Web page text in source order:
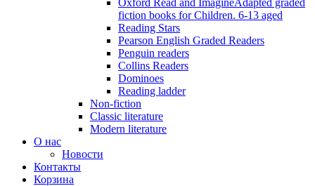
Oxford Read and ImagineAdapted graded
fiction books for Children. 6-13 aged
Reading Stars
Pearson English Graded Readers
Penguin readers
Collins Readers
Dominoes
Reading ladder
Non-fiction
Classic literature
Modern literature
О нас
Новости
Контакты
Корзина